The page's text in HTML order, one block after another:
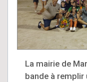
La mairie de
bande à remplir